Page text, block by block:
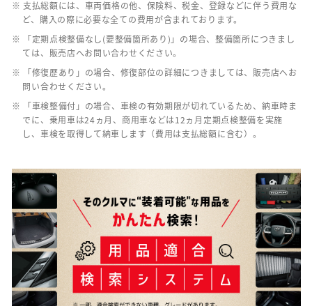
※ 支払総額には、車両価格の他、保険料、税金、登録などに伴う費用な
ど、購入の際に必要な全ての費用が含まれております。
※ 「定期点検整備なし(要整備箇所あり)」の場合、整備箇所につきまし
ては、販売店へお問い合わせください。
※ 「修復歴あり」の場合、修復部位の詳細につきましては、販売店へお
問い合わせください。
※ 「車検整備付」の場合、車検の有効期限が切れているため、納車時ま
でに、乗用車は24ヵ月、商用車などは12ヵ月定期点検整備を実施
し、車検を取得して納車します（費用は支払総額に含む）。